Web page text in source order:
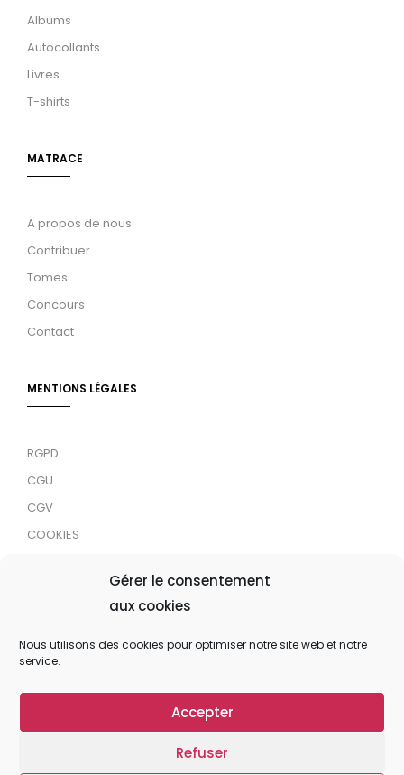
Gérer le consentement
aux cookies
Nous utilisons des cookies pour optimiser notre site web et notre
service.
Accepter
Refuser
Albums
Autocollants
Livres
T-shirts
MATRACE
A propos de nous
Contribuer
Tomes
Concours
Contact
MENTIONS LÉGALES
RGPD
CGU
CGV
COOKIES